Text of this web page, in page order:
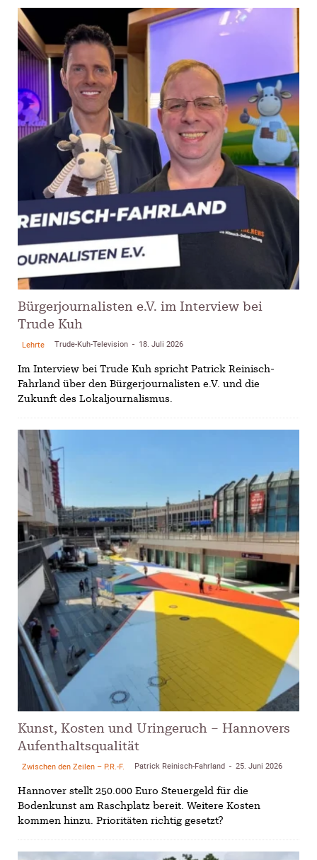
Bürgerjournalisten e.V. im Interview bei
Trude Kuh
Lehrte Trude-Kuh-Television - 18. Juli 2026
Im Interview bei Trude Kuh spricht Patrick Reinisch-
Fahrland über den Bürgerjournalisten e.V. und die
Zukunft des Lokaljournalismus.
Kunst, Kosten und Uringeruch – Hannovers
Aufenthaltsqualität
Zwischen den Zeilen – P.R.-F. Patrick Reinisch-Fahrland - 25. Juni 2026
Hannover stellt 250.000 Euro Steuergeld für die
Bodenkunst am Raschplatz bereit. Weitere Kosten
kommen hinzu. Prioritäten richtig gesetzt?